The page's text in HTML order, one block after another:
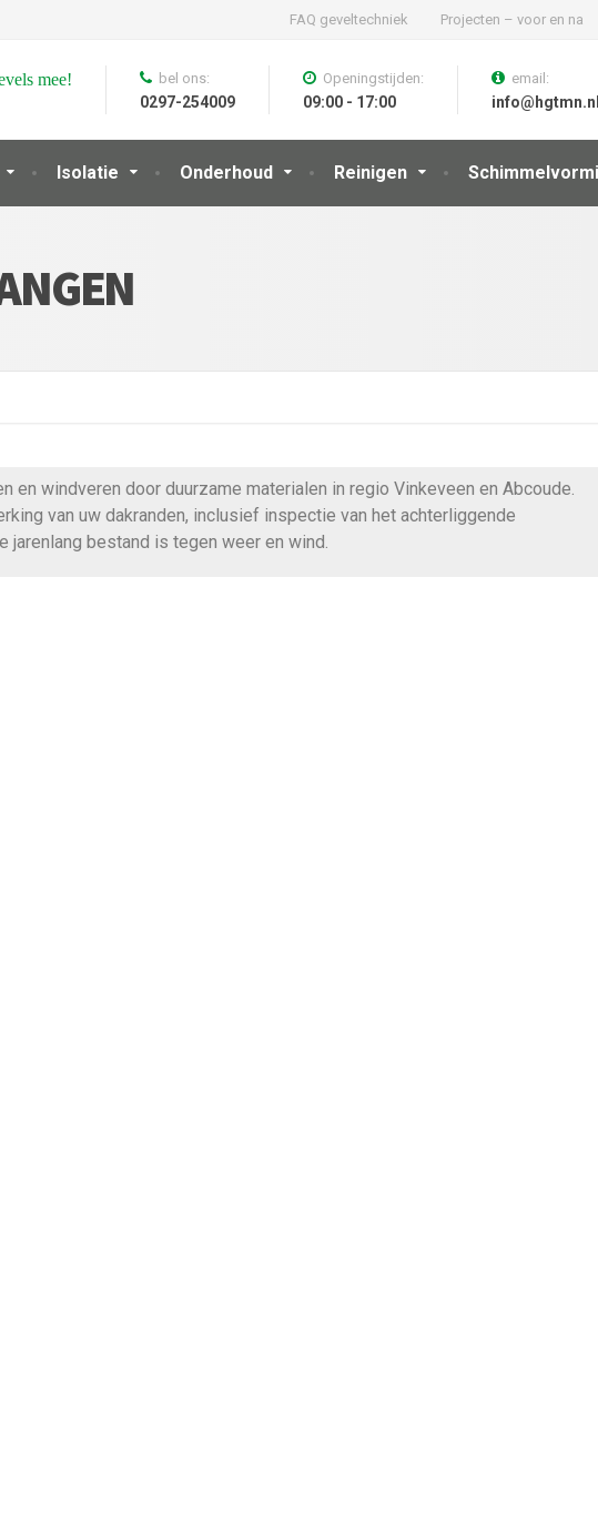
FAQ geveltechniek Projecten – voor en na
Isolatie Onderhoud Reinigen
mee! bel ons:
0297-254009
Openingstijden:
09:00 - 17:00
email:
info@hgtmn.nl
en windveren door duurzame materialen in regio Vinkeveen en Abcoude.
van uw dakranden, inclusief inspectie van het achterliggende
bestand is tegen weer en wind.